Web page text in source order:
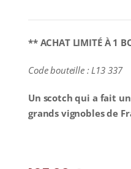
** ACHAT LIMITÉ À 1
Code bouteille : L13 337
Un scotch qui a fait
grands vignobles de